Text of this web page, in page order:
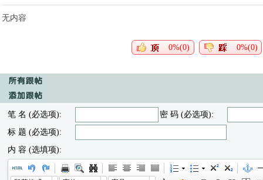
无内容
0%(0) 0%(0)
笔 名 (必选项):
密 码 (必选项):
标 题 (必选项):
内 容 (选填项):